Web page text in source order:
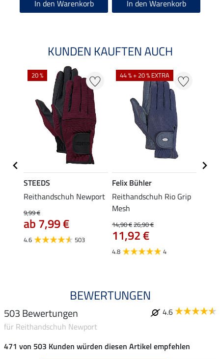
In den Warenkorb In den Warenkorb
KUNDEN KAUFTEN AUCH
20 %
STEEDS
Reithandschuh Newport
9,99 €
ab 7,99 €
4.6 503
44 % + 20 % EXTRA
Felix Bühler
Reithandschuh Rio Grip
Mesh
14,90 €26,90 €
11,92 €
4.8 4
BEWERTUNGEN
503 Bewertungen
4.6
für Reithandschuh Newport
471 von 503 Kunden würden diesen Artikel empfehlen